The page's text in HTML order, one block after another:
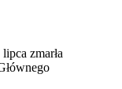
zmarła